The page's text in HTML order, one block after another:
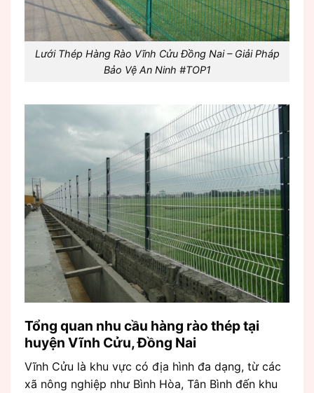
Lưới Thép Hàng Rào Vĩnh Cửu Đồng Nai – Giải Pháp
Bảo Vệ An Ninh #TOP1
Tổng quan nhu cầu hàng rào thép tại
huyện Vĩnh Cửu, Đồng Nai
Vĩnh Cửu là khu vực có địa hình đa dạng, từ các
xã nông nghiệp như Bình Hòa, Tân Bình đến khu